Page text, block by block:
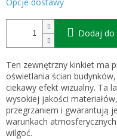
Dodaj do
Ten zewnętrzny kinkiet ma
oświetlania ścian
ciekawy efekt wizualny. Ta
wysokiej jakości
przegrzaniem i gwarantują
warunkach
wilgoć.